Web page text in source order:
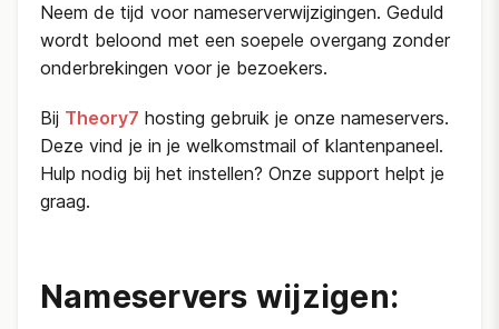
Neem de tijd voor nameserverwijzigingen. Geduld
wordt beloond met een soepele overgang zonder
onderbrekingen voor je bezoekers.
Bij Theory7 hosting gebruik je onze nameservers.
Deze vind je in je welkomstmail of klantenpaneel.
Hulp nodig bij het instellen? Onze support helpt je
graag.
Nameservers wijzigen: